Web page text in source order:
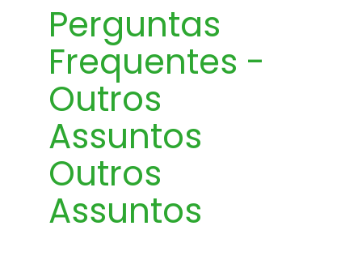
Perguntas
Frequentes -
Outros
Assuntos
Outros
Assuntos